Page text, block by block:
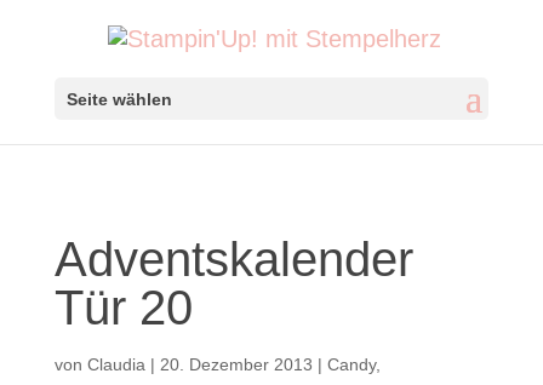
Seite wählen
Adventskalender
Tür 20
von Claudia | 20. Dezember 2013 | Candy,